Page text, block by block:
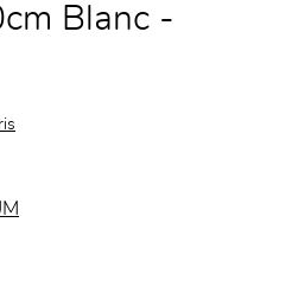
Blanc -